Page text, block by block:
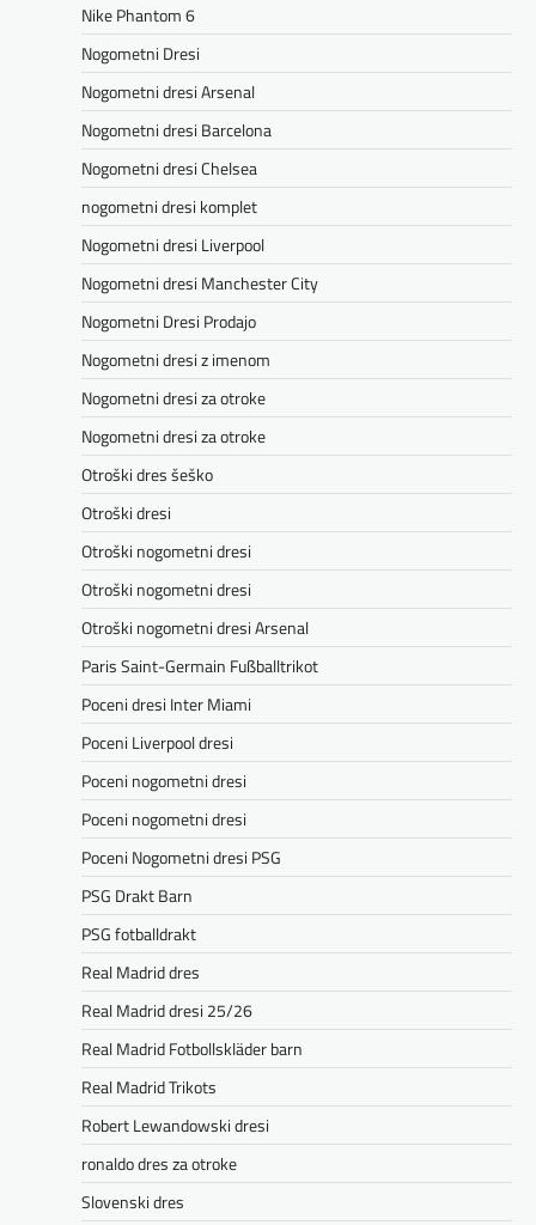
Nike Phantom 6
Nogometni Dresi
Nogometni dresi Arsenal
Nogometni dresi Barcelona
Nogometni dresi Chelsea
nogometni dresi komplet
Nogometni dresi Liverpool
Nogometni dresi Manchester City
Nogometni Dresi Prodajo
Nogometni dresi z imenom
Nogometni dresi za otroke
Nogometni dresi za otroke
Otroški dres šeško
Otroški dresi
Otroški nogometni dresi
Otroški nogometni dresi
Otroški nogometni dresi Arsenal
Paris Saint-Germain Fußballtrikot
Poceni dresi Inter Miami
Poceni Liverpool dresi
Poceni nogometni dresi
Poceni nogometni dresi
Poceni Nogometni dresi PSG
PSG Drakt Barn
PSG fotballdrakt
Real Madrid dres
Real Madrid dresi 25/26
Real Madrid Fotbollskläder barn
Real Madrid Trikots
Robert Lewandowski dresi
ronaldo dres za otroke
Slovenski dres